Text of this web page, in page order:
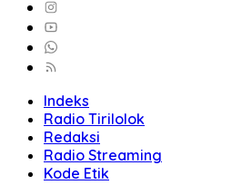
Indeks
Radio Tirilolok
Redaksi
Radio Streaming
Kode Etik